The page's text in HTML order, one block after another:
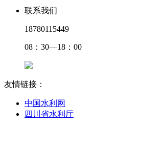
联系我们
18780115449
08：30—18：00
友情链接：
中国水利网
四川省水利厅